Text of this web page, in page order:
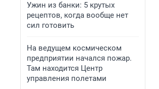
Ужин из банки: 5 крутых
рецептов, когда вообще нет
сил готовить
На ведущем космическом
предприятии начался пожар.
Там находится Центр
управления полетами